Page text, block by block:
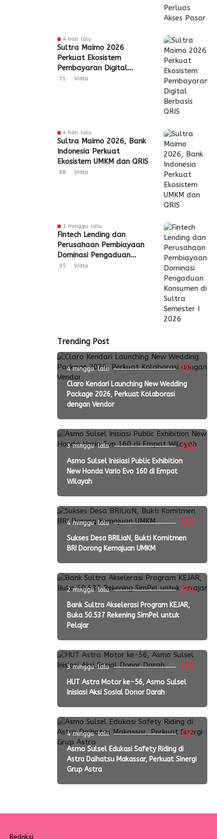
4 hari lalu
Sultra Maimo 2026
Perkuat Ekosistem
Pembayaran Digital
Berbasis QRIS
71 Vritta
4 hari lalu
Sultra Maimo 2026, Bank
Indonesia Perkuat
Ekosistem UMKM dan QRIS
88 Vritta
1 minggu lalu
Fintech Lending dan
Perusahaan Pembiayaan
Dominasi Pengaduan
Konsumen di Sultra
95 Vritta
Trending Post
01
4 minggu lalu
Claro Kendari Launching New Wedding
Package 2026, Perkuat Kolaborasi
dengan Vendor
02
3 minggu lalu
Asmo Sulsel Inisiasi Public Exhibition
New Honda Vario Evo 160 di Empat
Wilayah
03
4 minggu lalu
Sukses Desa BRILiaN, Bukti Komitmen
BRI Dorong Kemajuan UMKM
04
2 minggu lalu
Bank Sultra Akselerasi Program KEJAR,
Buka 50.537 Rekening SimPel untuk
Pelajar
05
3 minggu lalu
HUT Astra Motor ke-56, Asmo Sulsel
Inisiasi Aksi Sosial Donor Darah
06
4 minggu lalu
Asmo Sulsel Edukasi Safety Riding di
Astra Daihatsu Makassar, Perkuat Sinergi
Grup Astra
Redaksi